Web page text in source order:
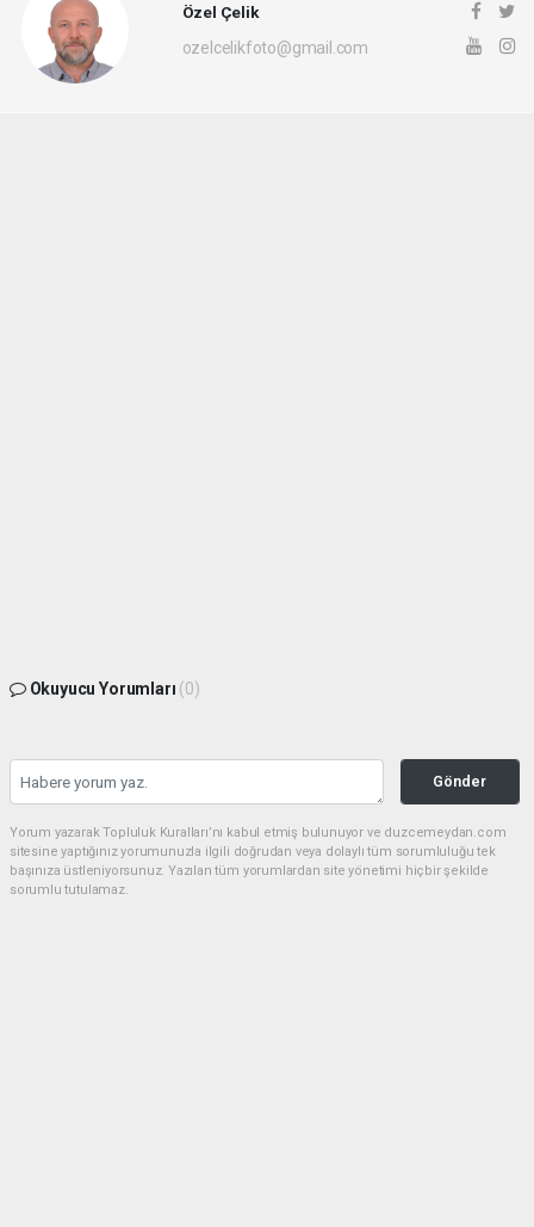
Özel Çelik
ozelcelikfoto@gmail.com
Okuyucu Yorumları (0)
Gönder
Yorum yazarak Topluluk Kuralları’nı kabul etmiş bulunuyor ve duzcemeydan.com
sitesine yaptığınız yorumunuzla ilgili doğrudan veya dolaylı tüm sorumluluğu tek
başınıza üstleniyorsunuz. Yazılan tüm yorumlardan site yönetimi hiçbir şekilde
sorumlu tutulamaz.